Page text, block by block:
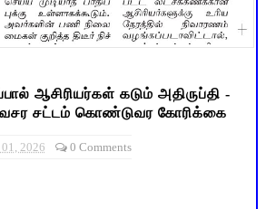
ஆசிரியர்கள் கடும் அதிருப்தி -
சட்டம் கொண்டுவர கோரிக்கை
01, 2026 0 Comments